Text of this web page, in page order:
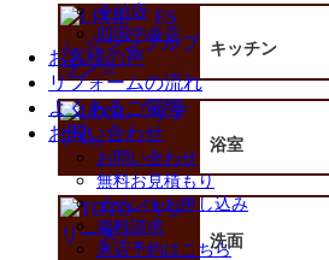
今治店
四国中央店
お客様の声
リフォームの流れ
よくあるご質問
お問い合わせ
お問い合わせ
無料お見積もり
イベントお申し込み
資料請求
来店予約はこちら
キッチン
浴室
洗面